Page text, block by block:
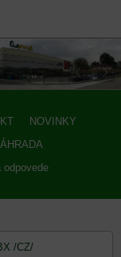
NOVINKY
odpovede
/CZ/